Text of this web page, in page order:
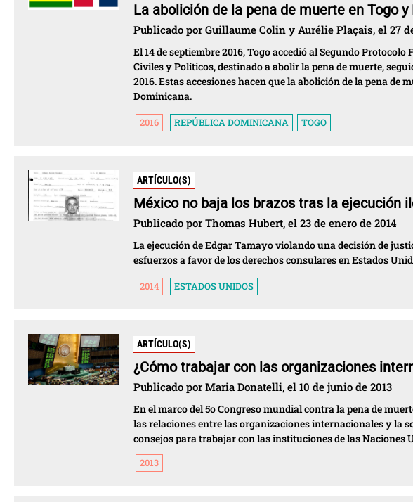
La abolición de la pena de muerte en Togo
Publicado por Guillaume Colin y Aurélie Plaçais, el 27
El 14 de septiembre 2016, Togo accedió al Segundo
Civiles y Políticos, destinado a abolir la pena de muerte,
2016. Estas accesiones hacen que la abolición de la pena de
Dominicana.
2016 REPÚBLICA DOMINICANA TOGO
ARTÍCULO(S)
México no baja los brazos tras la ejecución
Publicado por Thomas Hubert, el 23 de enero de 2014
La ejecución de Edgar Tamayo violando una decisión de
esfuerzos a favor de los derechos consulares en Estados
2014 ESTADOS UNIDOS
ARTÍCULO(S)
¿Cómo trabajar con las organizaciones
Publicado por Maria Donatelli, el 10 de junio de 2013
En el marco del 5o Congreso mundial contra la pena de
las relaciones entre las organizaciones internacionales y la
consejos para trabajar con las instituciones de las Naciones
2013